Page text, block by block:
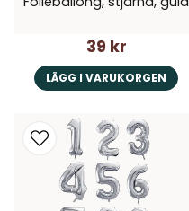
39 kr
LÄGG I VARUKORGEN